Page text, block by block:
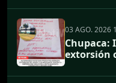
03 AGO. 2026
Chupaca:
extorsión